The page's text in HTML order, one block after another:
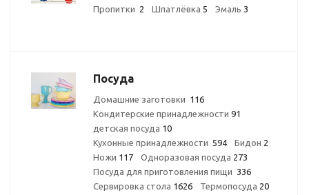
Пропитки 2 Шпатлёвка 5 Эмаль 3
Посуда
Домашние заготовки 116
Кондитерские принадлежности 91
детская посуда 10
Кухонные принадлежности 594 Бидон 2
Ножи 117 Одноразовая посуда 273
Посуда для приготовления пищи 336
Сервировка стола 1626 Термопосуда 20